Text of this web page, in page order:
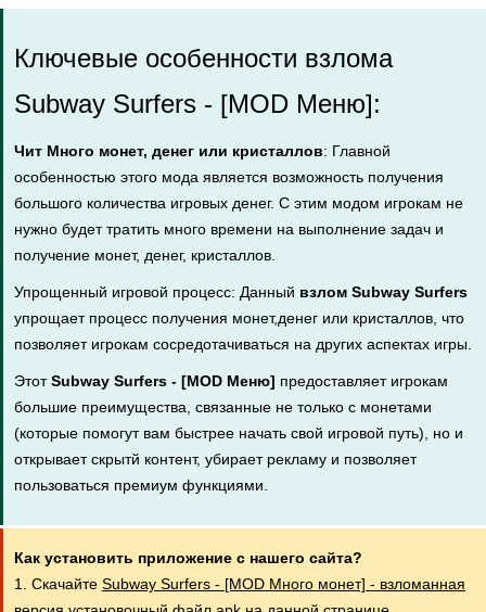
Ключевые особенности взлома
Subway Surfers - [MOD Меню]:
Чит Много монет, денег или кристаллов: Главной
особенностью этого мода является возможность получения
большого количества игровых денег. С этим модом игрокам не
нужно будет тратить много времени на выполнение задач и
получение монет, денег, кристаллов.
Упрощенный игровой процесс: Данный взлом Subway Surfers
упрощает процесс получения монет,денег или кристаллов, что
позволяет игрокам сосредотачиваться на других аспектах игры.
ЭтотSubway Surfers - [MOD Меню] предоставляет игрокам
большие преимущества, связанные не только с монетами
(которые помогут вам быстрее начать свой игровой путь), но и
открывает скрытй контент, убирает рекламу и позволяет
пользоваться премиум функциями.
Как установить приложение с нашего сайта?
1. Скачайте Subway Surfers - [MOD Много монет] - взломанная